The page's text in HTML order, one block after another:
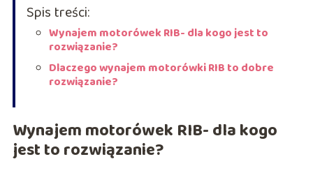
Spis treści:
Wynajem motorówek RIB- dla kogo jest to
rozwiązanie?
Dlaczego wynajem motorówki RIB to dobre
rozwiązanie?
Wynajem motorówek RIB- dla kogo
jest to rozwiązanie?